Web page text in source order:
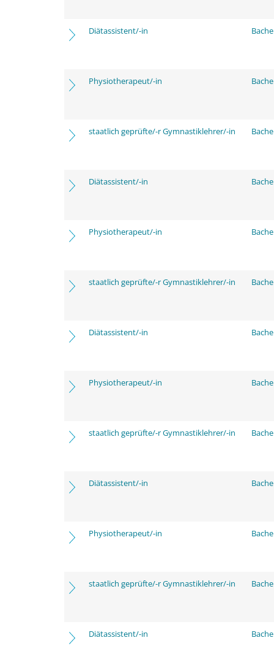
Diätassistent/-in
Physiotherapeut/-in
staatlich geprüfte/-r Gymnastiklehrer/-in
Diätassistent/-in
Physiotherapeut/-in
staatlich geprüfte/-r Gymnastiklehrer/-in
Diätassistent/-in
Physiotherapeut/-in
staatlich geprüfte/-r Gymnastiklehrer/-in
Diätassistent/-in
Physiotherapeut/-in
staatlich geprüfte/-r Gymnastiklehrer/-in
Diätassistent/-in